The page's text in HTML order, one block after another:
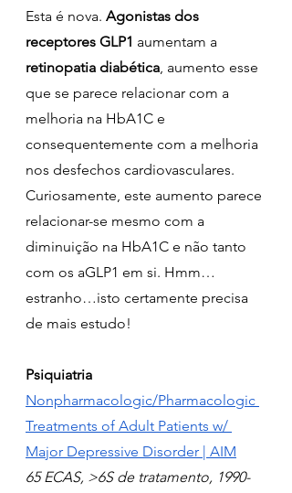
Esta é nova. Agonistas dos
receptores GLP1 aumentam a
retinopatia diabética , aumento esse
que se parece relacionar com a
melhoria na HbA1C e
consequentemente com a melhoria
nos desfechos cardiovasculares.
Curiosamente, este aumento parece
relacionar-se mesmo com a
diminuição na HbA1C e não tanto
com os aGLP1 em si. Hmm…
estranho…isto certamente precisa
de mais estudo!
Psiquiatria
Nonpharmacologic/Pharmacologic
Treatments of Adult Patients w/
Major Depressive Disorder | AIM
65 ECAS, >6S de tratamento, 1990-